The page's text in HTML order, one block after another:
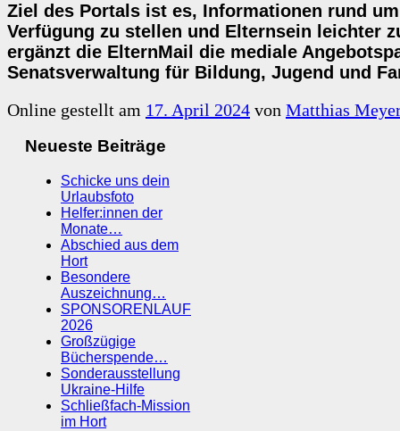
Ziel des Portals ist es, Informationen rund
Verfügung zu stellen und Elternsein leichter
ergänzt die ElternMail die mediale
Senatsverwaltung für Bildung, Jugend und
Online gestellt am 17. April 2024 von Matthias Meyer
Neueste Beiträge
Schicke uns dein
Urlaubsfoto
Helfer:innen der
Monate…
Abschied aus dem
Hort
Besondere
Auszeichnung…
SPONSORENLAUF
2026
Großzügige
Bücherspende…
Sonderausstellung
Ukraine-Hilfe
Schließfach-Mission
im Hort